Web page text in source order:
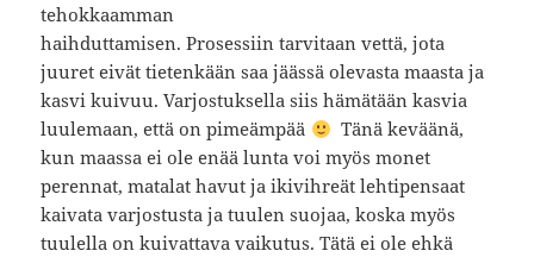
tehokkaamman
haihduttamisen. Prosessiin tarvitaan vettä, jota
juuret eivät tietenkään saa jäässä olevasta maasta ja
kasvi kuivuu. Varjostuksella siis hämätään kasvia
luulemaan, että on pimeämpää
Tänä keväänä,
kun maassa ei ole enää lunta voi myös monet
perennat, matalat havut ja ikivihreät lehtipensaat
kaivata varjostusta ja tuulen suojaa, koska myös
tuulella on kuivattava vaikutus. Tätä ei ole ehkä